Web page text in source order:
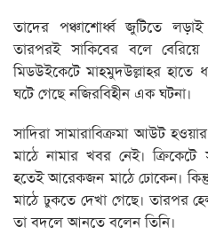
তাদের পঞ্চাশোর্ধ্ব জুটিতে
তারপরই সাকিবের বলে
মিডউইকেটে মাহমুদউল্লাহর হাতে
ঘটে গেছে নজিরবিহীন এক ঘটনা।
সাদিরা সামারাবিক্রমা আউট
মাঠে নামার খবর নেই।
হতেই আরেকজন মাঠে ঢোকেন।
মাঠে ঢুকতে দেখা গেছে। তারপর
তা বদলে আনতে বলেন তিনি।